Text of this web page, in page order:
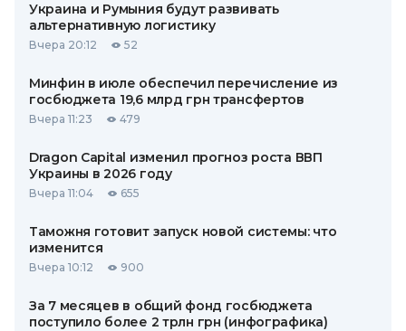
Украина и Румыния будут развивать
альтернативную логистику
Вчера 20:12 52
Минфин в июле обеспечил перечисление из
госбюджета 19,6 млрд грн трансфертов
Вчера 11:23 479
Dragon Capital изменил прогноз роста ВВП
Украины в 2026 году
Вчера 11:04 655
Таможня готовит запуск новой системы: что
изменится
Вчера 10:12 900
За 7 месяцев в общий фонд госбюджета
поступило более 2 трлн грн (инфографика)